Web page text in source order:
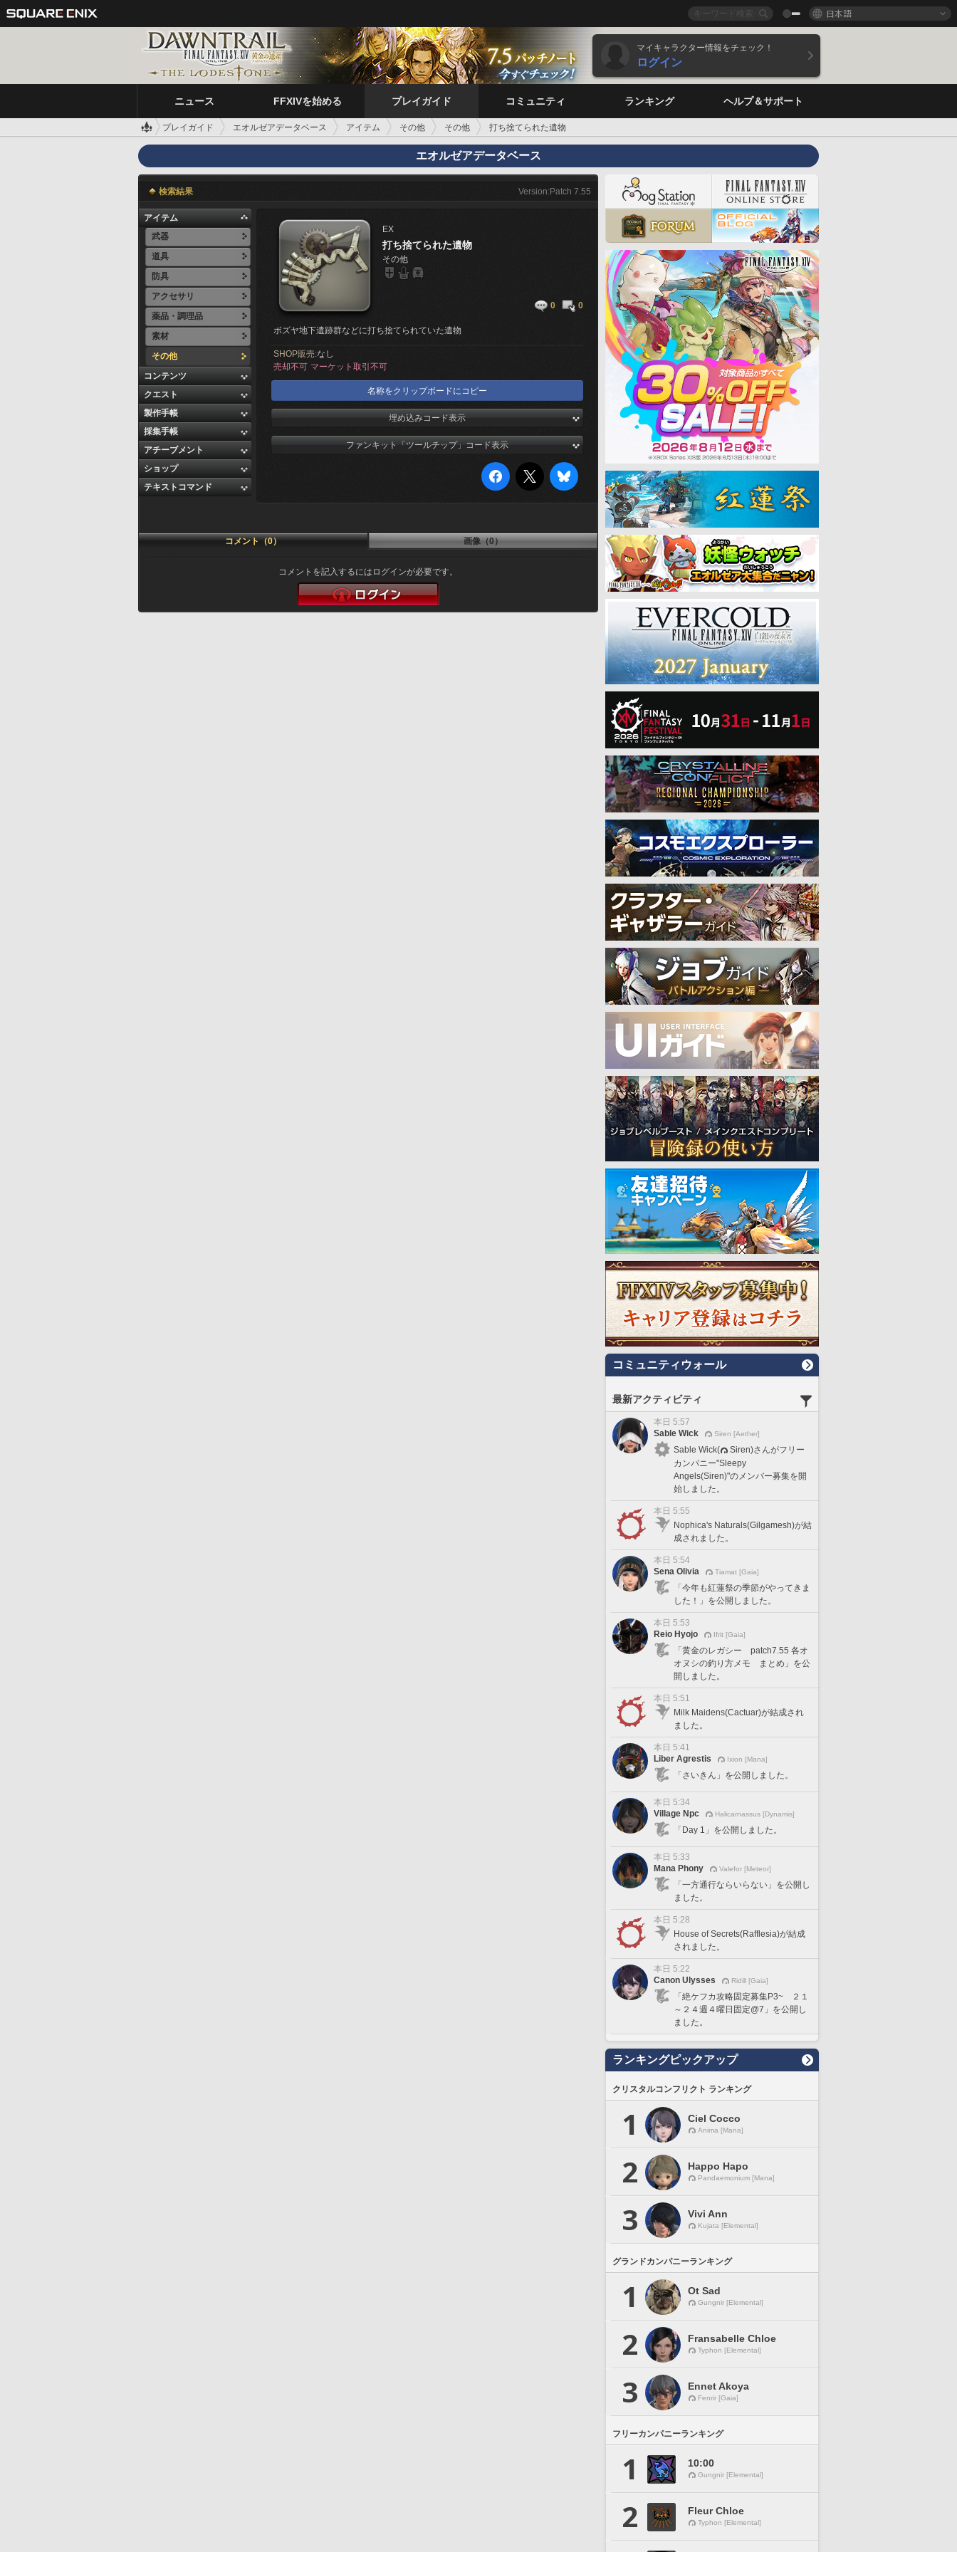
日本語
マイキャラクター情報をチェック！
ログイン
ニュース FFXIVを始める プレイガイド コミュニティ ランキング ヘルプ＆サポート
プレイガイド エオルゼアデータベース アイテム その他 その他 打ち捨てられた遺物
エオルゼアデータベース
検索結果 Version:Patch 7.55
アイテム
武器
道具
防具
アクセサリ
薬品・調理品
素材
その他
コンテンツ
クエスト
製作手帳
採集手帳
アチーブメント
ショップ
テキストコマンド
EX
打ち捨てられた遺物
その他
0 0
ボズヤ地下遺跡群などに打ち捨てられていた遺物
SHOP販売:なし
売却不可 マーケット取引不可
名称をクリップボードにコピー
埋め込みコード表示
ファンキット「ツールチップ」コード表示
コメント（0） 画像（0）
コメントを記入するにはログインが必要です。
コミュニティウォール
最新アクティビティ
本日 5:57
Sable Wick
Siren [Aether]
Sable Wick(
Siren)さんがフリー
カンパニー"Sleepy
Angels(Siren)"のメンバー募集を開
始しました。
本日 5:55
Nophica's Naturals(Gilgamesh)が結
成されました。
本日 5:54
Sena Olivia
Tiamat [Gaia]
「今年も紅蓮祭の季節がやってきま
した！」を公開しました。
本日 5:53
Reio Hyojo
Ifrit [Gaia]
「黄金のレガシー patch7.55 各オ
オヌシの釣り方メモ まとめ」を公
開しました。
本日 5:51
Milk Maidens(Cactuar)が結成され
ました。
本日 5:41
Liber Agrestis
Ixion [Mana]
「さいきん」を公開しました。
本日 5:34
Village Npc
Halicarnassus [Dynamis]
「Day 1」を公開しました。
本日 5:33
Mana Phony
Valefor [Meteor]
「一方通行ならいらない」を公開し
ました。
本日 5:28
House of Secrets(Rafflesia)が結成
されました。
本日 5:22
Canon Ulysses
Ridill [Gaia]
「絶ケフカ攻略固定募集P3~ ２１
～２４週４曜日固定@7」を公開し
ました。
ランキングピックアップ
クリスタルコンフリクト ランキング
1 Ciel Cocco
Anima [Mana]
2 Happo Hapo
Pandaemonium [Mana]
3 Vivi Ann
Kujata [Elemental]
グランドカンパニーランキング
1 Ot Sad
Gungnir [Elemental]
2 Fransabelle Chloe
Typhon [Elemental]
3 Ennet Akoya
Fenrir [Gaia]
フリーカンパニーランキング
1 10:00
Gungnir [Elemental]
2 Fleur Chloe
Typhon [Elemental]